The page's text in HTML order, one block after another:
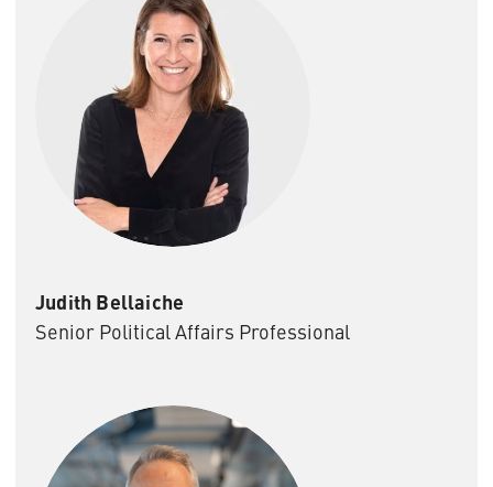
Judith Bellaiche
Senior Political Affairs Professional